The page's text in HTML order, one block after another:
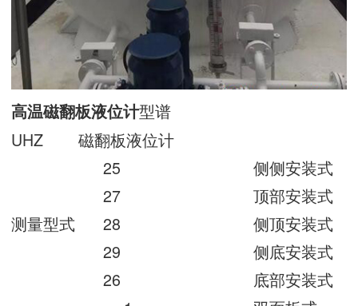
高温磁翻板液位计型谱
UHZ
磁翻板液位计
测量型式
25
侧侧安装式
27
顶部安装式
28
侧顶安装式
29
侧底安装式
26
底部安装式